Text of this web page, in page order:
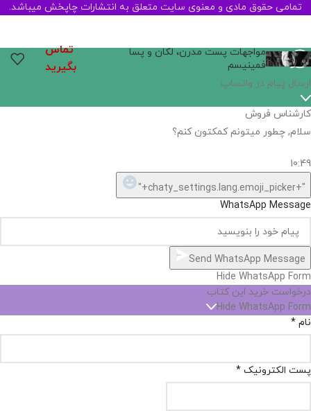
تمامی حقوق مادی و معنوی سایت متعلق به انتشارات چاپخش میباشد.
مواجهات پست مدرن، لکان و پسا
فمینیسم
تماس
بگیرید
ارسال پیام در واتساپ
کارشناس فروش
سلام, چطور میتونم کمکتون کنم؟
10:49
"+chaty_settings.lang.emoji_picker+"
WhatsApp Message
Send WhatsApp Message
Hide WhatsApp Form
درخواست خرید این کتاب
Hide WhatsApp Form
نام *
پست الکترونیک *